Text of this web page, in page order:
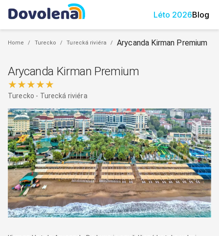
Léto 2026Blog
Home / Turecko / Turecká riviéra / Arycanda Kirman Premium
Arycanda Kirman Premium
★★★★★
Turecko - Turecká riviéra